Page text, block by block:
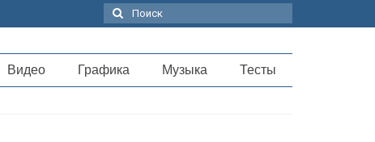
Поиск:
Видео Графика Музыка Тесты